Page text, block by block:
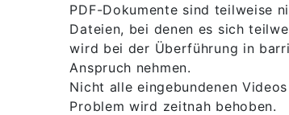
PDF-Dokumente sind teilweise
Dateien, bei denen es sich
wird bei der Überführung in
Anspruch nehmen.
Nicht alle eingebundenen
Problem wird zeitnah behoben.